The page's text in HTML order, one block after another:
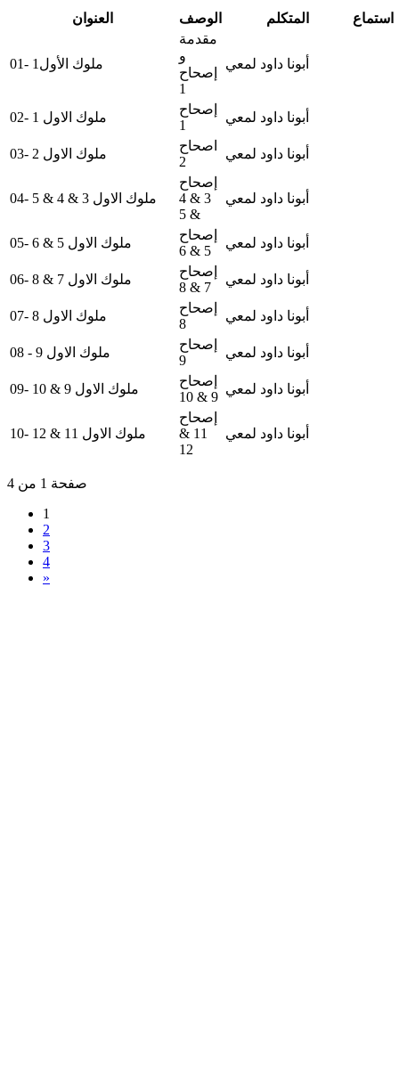
العنوان الوصف المتكلم استماع
01- ملوك الأول1
مقدمة
و
إصحاح
1
أبونا داود لمعي
02- ملوك الاول 1
إصحاح
1
أبونا داود لمعي
03- ملوك الاول 2
اصحاح
2
أبونا داود لمعي
04- ملوك الاول 3 & 4 & 5
إصحاح
3 & 4
& 5
أبونا داود لمعي
05- ملوك الاول 5 & 6
إصحاح
5 & 6
أبونا داود لمعي
06- ملوك الاول 7 & 8
إصحاح
7 & 8
أبونا داود لمعي
07- ملوك الاول 8
إصحاح
8
أبونا داود لمعي
08 - ملوك الاول 9
إصحاح
9
أبونا داود لمعي
09- ملوك الاول 9 & 10
إصحاح
9 & 10
أبونا داود لمعي
10- ملوك الاول 11 & 12
إصحاح
11 &
12
أبونا داود لمعي
صفحة 1 من 4
1
2
3
4
»